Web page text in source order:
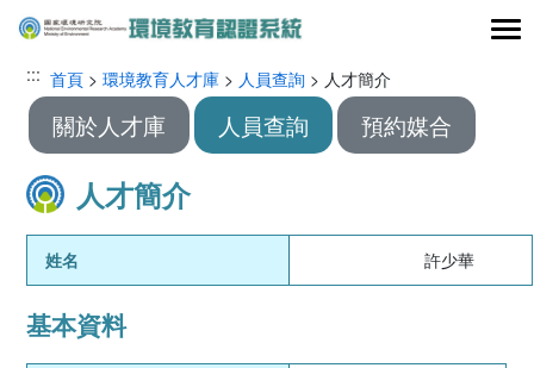
跳到主要內容區塊
:::
::: 首頁 >環境教育人才庫 > 人員查詢 > 人才簡介
關於人才庫 人員查詢 預約媒合
人才簡介
姓名 許少華
基本資料